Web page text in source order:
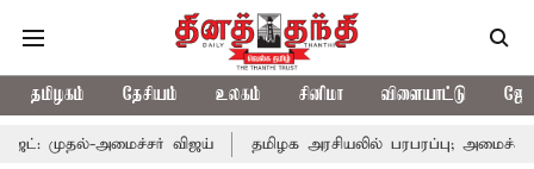
தமிழகம் தேசியம் உலகம் சினிமா விளையாட்டு
விஜய் தமிழக அரசியலில் பரபரப்பு; அமைச்சர் ஆனந்த்